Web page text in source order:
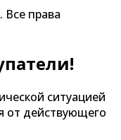
права
ситуацией
от действующего